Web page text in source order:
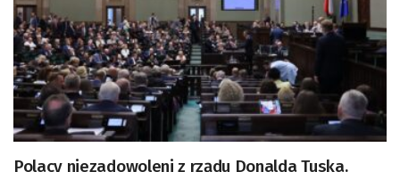
Polacy niezadowoleni z rządu Donalda Tuska.